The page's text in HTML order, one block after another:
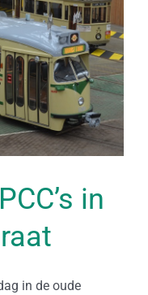
in
in de oude